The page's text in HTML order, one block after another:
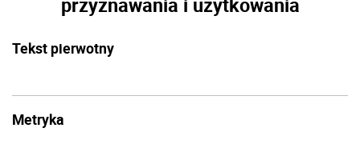
Tekst pierwotny
Metryka